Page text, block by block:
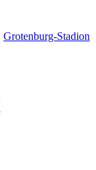
Grotenburg-Stadion